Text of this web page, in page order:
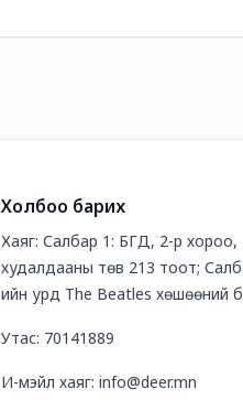
Холбоо барих
Хаяг: Салбар 1: БГД, 2-р
худалдааны төв 213 тоот;
ийн урд The Beatles хөшөөний
Утас: 70141889
И-мэйл хаяг: info@deer.mn